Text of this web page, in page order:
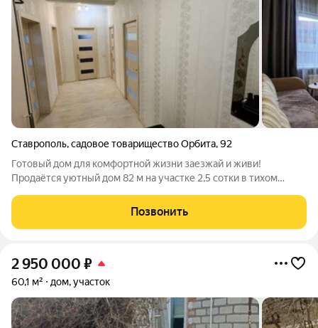
Ставрополь,садовое товарищество Орбита,92
Готовый дом для комфортной жизни заезжай и живи!
Продаётся уютный дом 82 м на участке 2,5 сотки в тихом
комнаты Кухня Коридор Санузел Мансардный этаж +40 м
(дополнительное пространство под
Позвонить
2 950 000 ₽
60,1 м² дом, участок